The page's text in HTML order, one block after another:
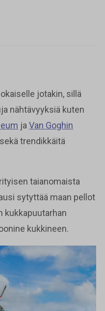
jotakin, sillä
nähtävyyksiä kuten
ja Van Goghin
trendikkäitä
taianomaista
sytyttää maan pellot
kukkapuutarhan
kukkineen.